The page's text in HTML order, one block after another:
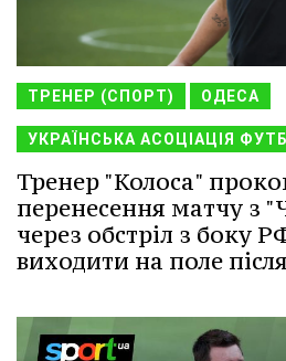
ТРЕНЕР (СПОРТ) ОДЕСА
УКРАЇНСЬКА АСОЦІАЦІЯ
Тренер "Колоса"
перенесення матчу з
через обстріл з боку
виходити на поле